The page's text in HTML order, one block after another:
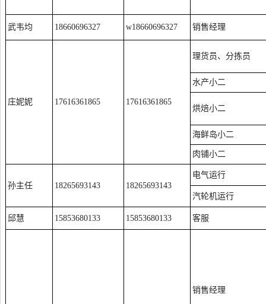
武韦均 18660696327 w18660696327 销售经理
庄妮妮 17616361865 17616361865
理货员、分拣员
水产小二
烘焙小二
海鲜岛小二
肉铺小二
孙主任 18265693143 18265693143
电气运行
汽轮机运行
邱慧 15853680133 15853680133 客服
销售经理